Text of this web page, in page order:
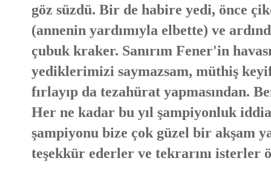
göz süzdü. Bir de habire yedi, önce
(annenin yardımıyla elbette) ve
çubuk kraker. Sanırım Fener'in
yediklerimizi saymazsam, müthiş
fırlayıp da tezahürat yapmasından.
Her ne kadar bu yıl şampiyonluk
şampiyonu bize çok güzel bir akşam
teşekkür ederler ve tekrarını isterler